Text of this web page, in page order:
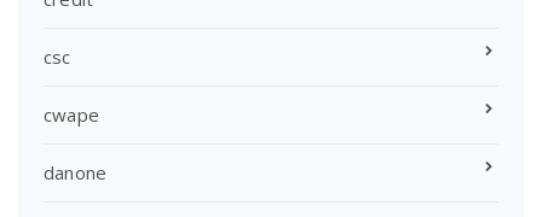
csc
cwape
danone